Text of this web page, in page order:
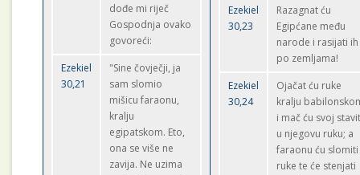
dođe mi riječ
Gospodnja ovako
govoreći:
Ezekiel
30,21
"Sine čovječji, ja
sam slomio
mišicu faraonu,
kralju
egipatskom. Eto,
ona se više ne
zavija. Ne uzima
Ezekiel
30,23
Razagnat ću
Egipćane među
narode i rasijati ih
po zemljama!
Ezekiel
30,24
Ojačat ću ruke
kralju
i mač ću svoj
u njegovu ruku; a
faraonu ću slomiti
ruke te će stenjati